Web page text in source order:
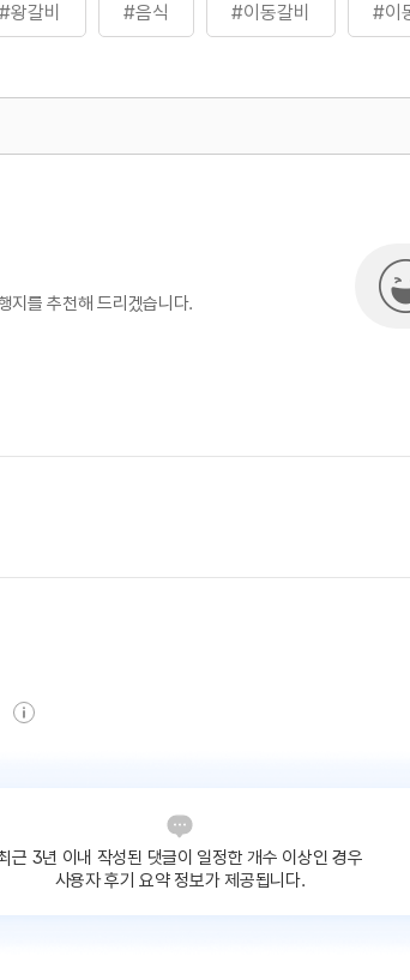
#왕갈비 #음식 #이동갈비 #이
지를 추천해 드리겠습니다.
근 3년 이내 작성된 댓글이 일정한 개수 이상인 경우
사용자 후기 요약 정보가 제공됩니다.